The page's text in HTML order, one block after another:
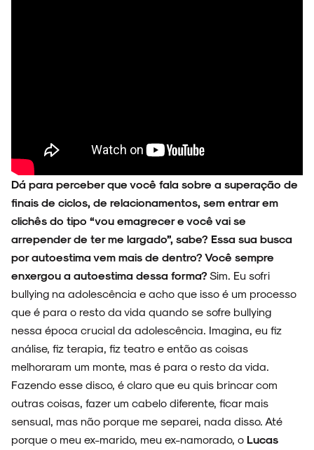
Dá para perceber que você fala sobre a superação de
finais de ciclos, de relacionamentos, sem entrar em
clichês do tipo “vou emagrecer e você vai se
arrepender de ter me largado”, sabe? Essa sua busca
por autoestima vem mais de dentro? Você sempre
enxergou a autoestima dessa forma? Sim. Eu sofri
bullying na adolescência e acho que isso é um processo
que é para o resto da vida quando se sofre bullying
nessa época crucial da adolescência. Imagina, eu fiz
análise, fiz terapia, fiz teatro e então as coisas
melhoraram um monte, mas é para o resto da vida.
Fazendo esse disco, é claro que eu quis brincar com
outras coisas, fazer um cabelo diferente, ficar mais
sensual, mas não porque me separei, nada disso. Até
porque o meu ex-marido, meu ex-namorado, o Lucas